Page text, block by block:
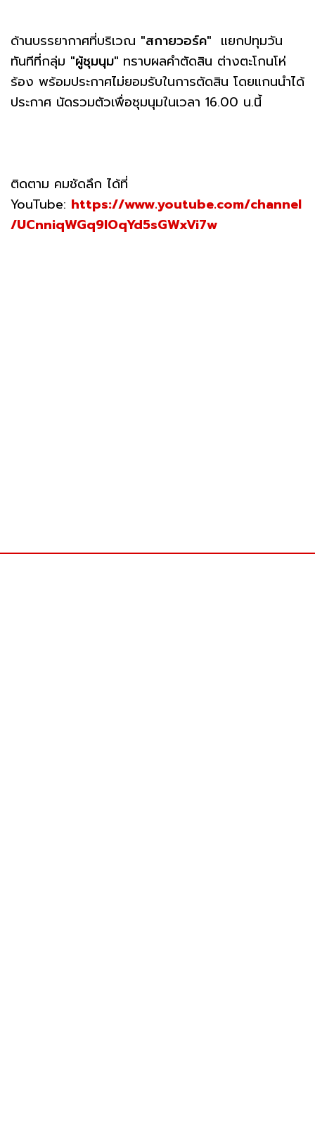
ด้านบรรยากาศที่บริเวณ "สกายวอร์ค" แยกปทุมวัน
ทันทีที่กลุ่ม "ผู้ชุมนุม" ทราบผลคำตัดสิน ต่างตะโกนโห่
ร้อง พร้อมประกาศไม่ยอมรับในการตัดสิน โดยแกนนำได้
ประกาศ นัดรวมตัวเพื่อชุมนุมในเวลา 16.00 น.นี้
ติดตาม คมชัดลึก ได้ที่
YouTube: https://www.youtube.com/channel
/UCnniqWGq9lOqYd5sGWxVi7w